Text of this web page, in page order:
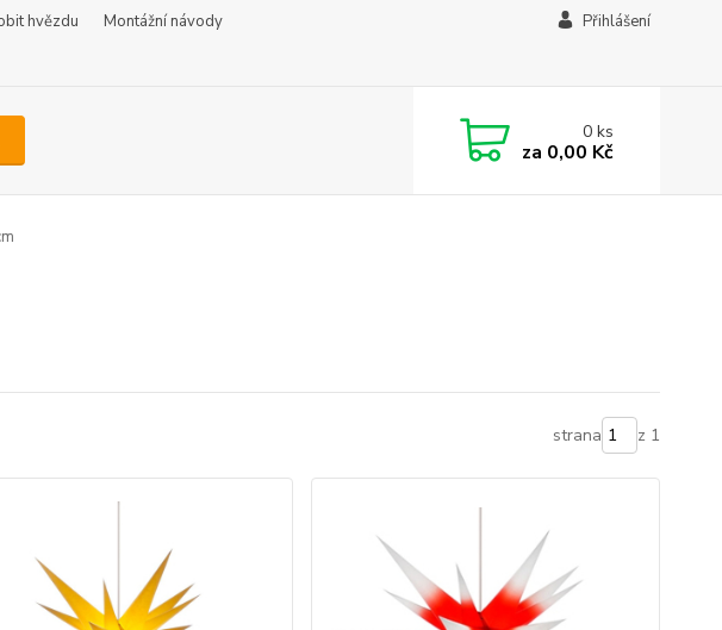
hvězdu
Montážní návody
Přihlášení
0ks
za 0,00 Kč
strana z 1